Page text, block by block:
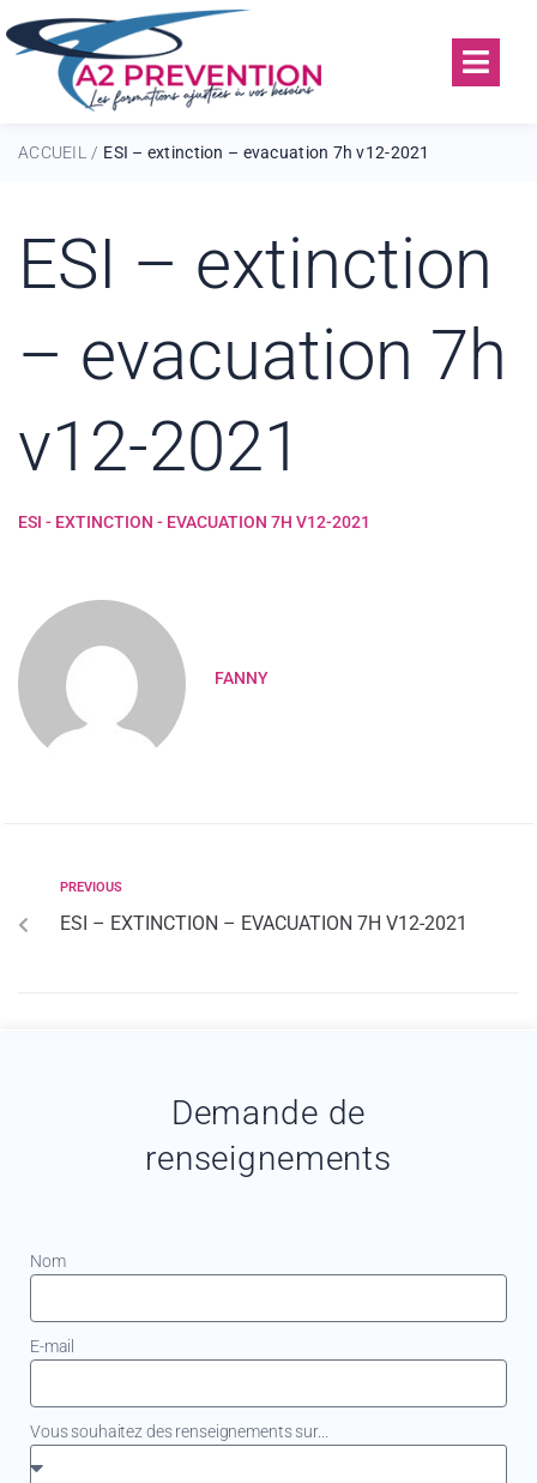
ACCUEIL / ESI – extinction – evacuation 7h v12-2021
ESI – extinction
– evacuation 7h
v12-2021
ESI - EXTINCTION - EVACUATION 7H V12-2021
FANNY
PREVIOUS
ESI – EXTINCTION – EVACUATION 7H V12-2021
Demande de
renseignements
Nom
E-mail
Vous souhaitez des renseignements sur...